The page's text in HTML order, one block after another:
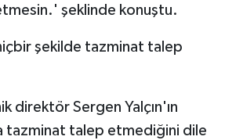
şeklinde konuştu.
şekilde tazminat talep
direktör Sergen Yalçın'ın
tazminat talep etmediğini dile